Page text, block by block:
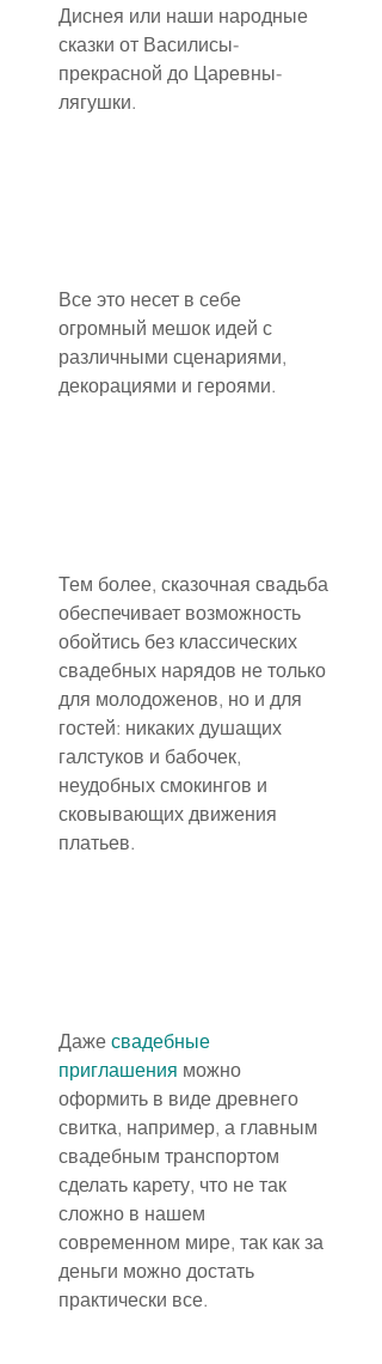
Диснея или наши народные
сказки от Василисы-
прекрасной до Царевны-
лягушки.
Все это несет в себе
огромный мешок идей с
различными сценариями,
декорациями и героями.
Тем более, сказочная свадьба
обеспечивает возможность
обойтись без классических
свадебных нарядов не только
для молодоженов, но и для
гостей: никаких душащих
галстуков и бабочек,
неудобных смокингов и
сковывающих движения
платьев.
Даже свадебные
приглашения можно
оформить в виде древнего
свитка, например, а главным
свадебным транспортом
сделать карету, что не так
сложно в нашем
современном мире, так как за
деньги можно достать
практически все.